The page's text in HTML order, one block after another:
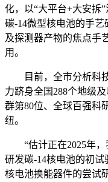
化，以“大平台+大安拆
碳-14微型核电池的手
及探测器产物的焦点手
用。
目前，全市分析科技
力跻身全国288个地级
群第80位、全球百强科
纽。
“估计正在2025年，
研发碳-14核电池的初试
核电池换能器件的尝试